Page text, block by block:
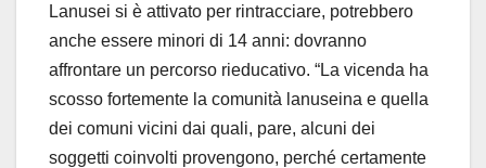
Lanusei si è attivato per rintracciare, potrebbero
anche essere minori di 14 anni: dovranno
affrontare un percorso rieducativo. “La vicenda ha
scosso fortemente la comunità lanuseina e quella
dei comuni vicini dai quali, pare, alcuni dei
soggetti coinvolti provengono, perché certamente